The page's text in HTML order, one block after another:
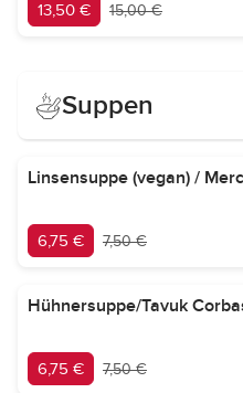
13,50 € 15,00 €
Suppen
Linsensuppe (vegan) /
6,75 € 7,50 €
Hühnersuppe/Tavuk
6,75 € 7,50 €